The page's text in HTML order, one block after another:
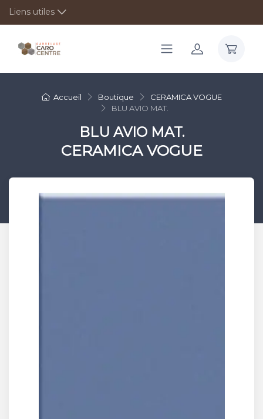
Liens utiles
Accueil Boutique
CERAMICA VOGUE
BLU AVIO MAT.
BLU AVIO MAT.
CERAMICA VOGUE